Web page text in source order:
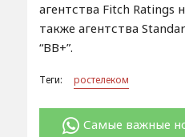
агентства Fitch Ratings
также агентства
“BB+”.
Теги: ростелеком
Самые важные